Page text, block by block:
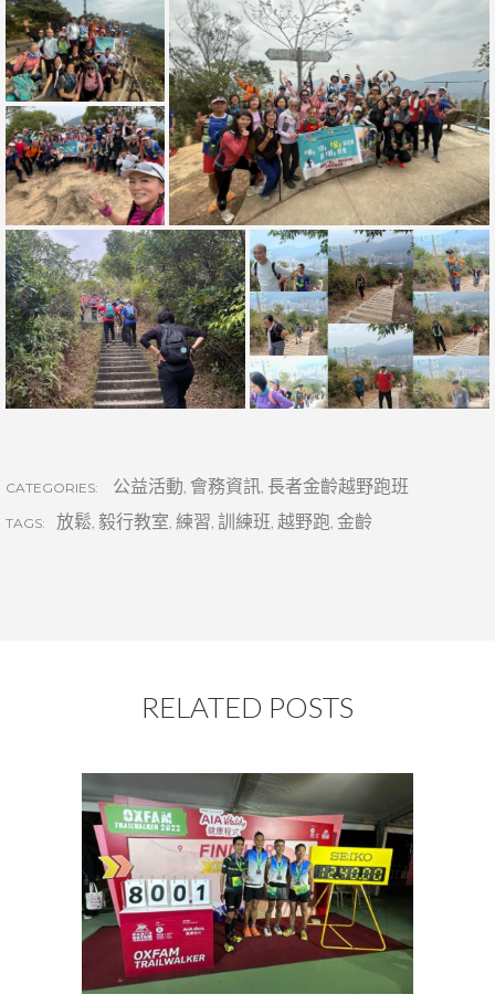
CATEGORIES: 公益活動, 會務資訊, 長者金齡越野跑班
TAGS: 放鬆, 毅行教室, 練習, 訓練班, 越野跑, 金齡
RELATED POSTS